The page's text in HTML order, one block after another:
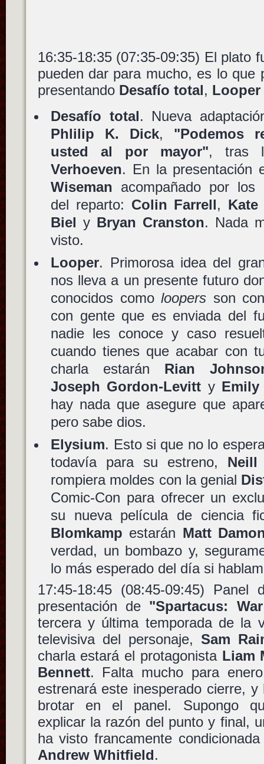
16:35-18:35 (07:35-09:35) El plato
pueden dar para mucho, es lo que
presentando Desafío total, Looper
Desafío total. Nueva
Phlilip K. Dick, "Podemos
usted al por mayor", tras
Verhoeven. En la presentación
Wiseman acompañado por los
del reparto: Colin Farrell, Kate
Biel y Bryan Cranston. Nada
visto.
Looper. Primorosa idea del
nos lleva a un presente futuro
conocidos comoloopers son
con gente que es enviada del
nadie les conoce y caso
cuando tienes que acabar con
charla estarán Rian
Joseph Gordon-Levitt y
hay nada que asegure que
pero sabe dios.
Elysium. Esto si que no lo
todavía para su estreno, Neill
rompiera moldes con la genial
Comic-Con para ofrecer un
su nueva película de ciencia
Blomkamp estarán Matt
verdad, un bombazo y,
lo más esperado del día si
17:45-18:45 (08:45-09:45)
presentación de "Spartacus:
tercera y última temporada de la
televisiva del personaje,Sam
charla estará el protagonista Liam
Bennett. Falta mucho para
estrenará este inesperado cierre,
brotar en el panel. Supongo
explicar la razón del punto y final,
ha visto francamente
Andrew Whitfield.